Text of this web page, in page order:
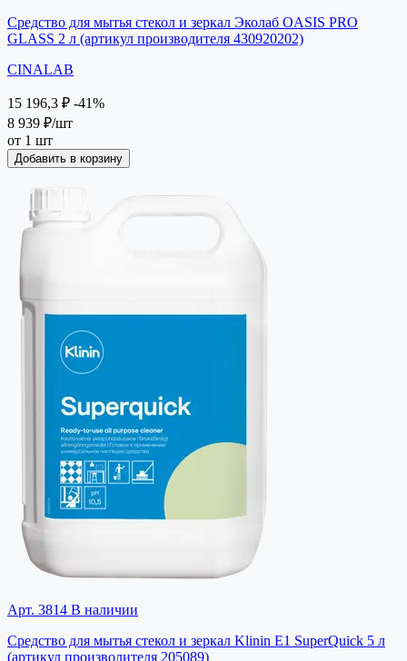
Средство для мытья стекол и зеркал Эколаб OASIS PRO
GLASS 2 л (артикул производителя 430920202)
CINALAB
15 196,3 ₽ -41%
8 939 ₽/шт
от 1 шт
Добавить в корзину
Арт. 3814 В наличии
Средство для мытья стекол и зеркал Klinin E1 SuperQuick 5 л
(артикул произволителя 205089)